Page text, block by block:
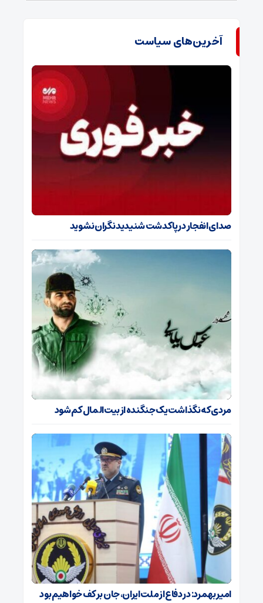
آخرین‌های سیاست
صدای انفجار در پاکدشت شنیدید نگران نشوید
مردی که نگذاشت یک جنگنده از بیت‌المال کم شود
امیر بهمرد: در دفاع از ملت ایران، جان بر کف خواهیم بود